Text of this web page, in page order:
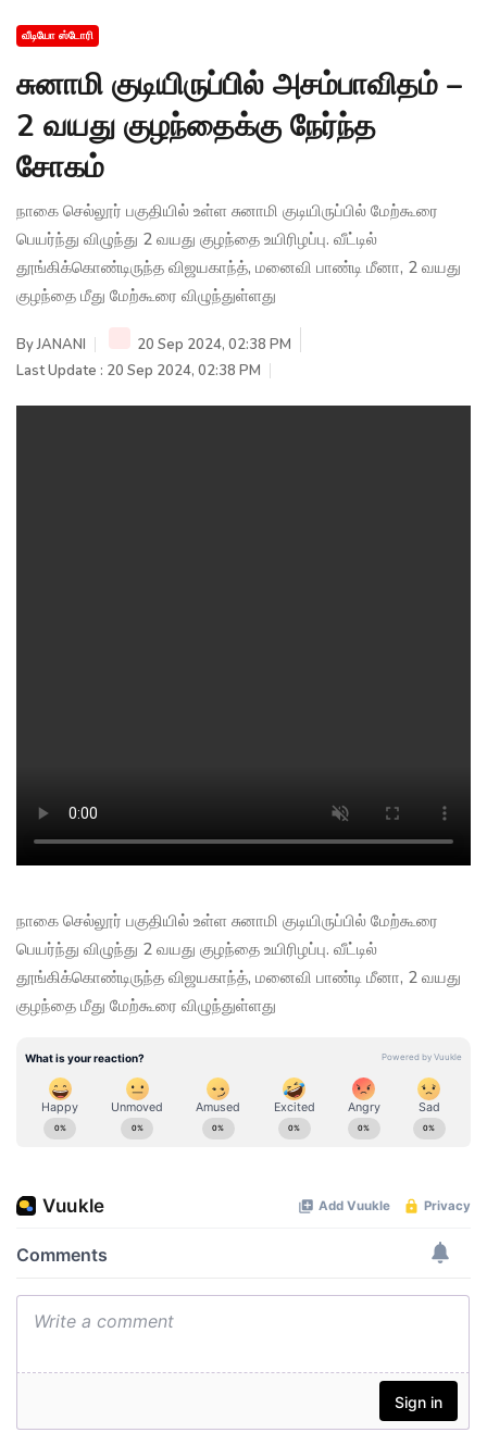
வீடியோ ஸ்டோரி
சுனாமி குடியிருப்பில் அசம்பாவிதம் –
2 வயது குழந்தைக்கு நேர்ந்த
சோகம்
நாகை செல்லூர் பகுதியில் உள்ள சுனாமி குடியிருப்பில் மேற்கூரை
பெயர்ந்து விழுந்து 2 வயது குழந்தை உயிரிழப்பு. வீட்டில்
தூங்கிக்கொண்டிருந்த விஜயகாந்த், மனைவி பாண்டி மீனா, 2 வயது
குழந்தை மீது மேற்கூரை விழுந்துள்ளது
ByJANANI
20 Sep 2024, 02:38 PM
Last Update : 20 Sep 2024, 02:38 PM
நாகை செல்லூர் பகுதியில் உள்ள சுனாமி குடியிருப்பில் மேற்கூரை
பெயர்ந்து விழுந்து 2 வயது குழந்தை உயிரிழப்பு. வீட்டில்
தூங்கிக்கொண்டிருந்த விஜயகாந்த், மனைவி பாண்டி மீனா, 2 வயது
குழந்தை மீது மேற்கூரை விழுந்துள்ளது